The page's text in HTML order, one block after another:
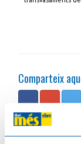
Comparteix